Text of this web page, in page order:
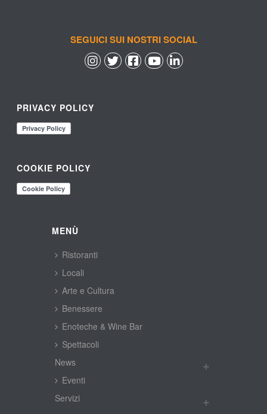
SEGUICI SUI NOSTRI SOCIAL
PRIVACY POLICY
COOKIE POLICY
MENÙ
Ristoranti
Locali
Arte e Cultura
Benessere
Enoteche & Wine Bar
Spettacoli
New
Eventi
Servizi